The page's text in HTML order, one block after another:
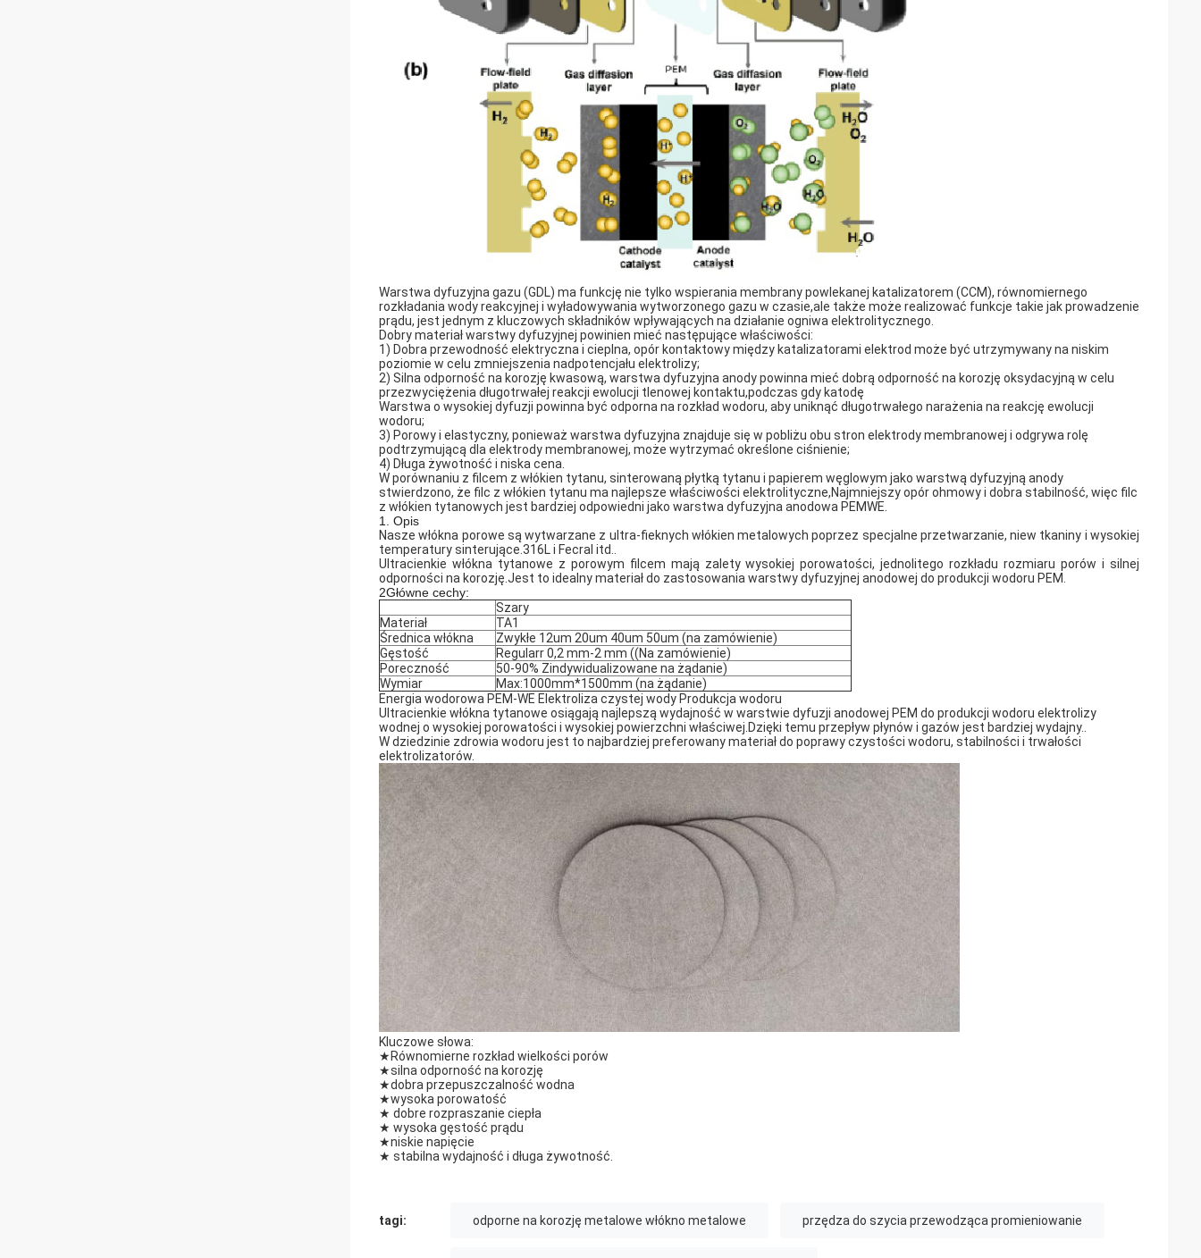
Warstwa dyfuzyjna gazu (GDL) ma funkcję nie tylko wspierania membrany powlekanej katalizatorem (CCM), równomiernego
rozkładania wody reakcyjnej i wyładowywania wytworzonego gazu w czasie,ale także może realizować funkcje takie jak prowadzenie
prądu, jest jednym z kluczowych składników wpływających na działanie ogniwa elektrolitycznego.
Dobry materiał warstwy dyfuzyjnej powinien mieć następujące właściwości:
1) Dobra przewodność elektryczna i cieplna, opór kontaktowy między katalizatorami elektrod może być utrzymywany na niskim
poziomie w celu zmniejszenia nadpotencjału elektrolizy;
2) Silna odporność na korozję kwasową, warstwa dyfuzyjna anody powinna mieć dobrą odporność na korozję oksydacyjną w celu
przezwyciężenia długotrwałej reakcji ewolucji tlenowej kontaktu,podczas gdy katodę
Warstwa o wysokiej dyfuzji powinna być odporna na rozkład wodoru, aby uniknąć długotrwałego narażenia na reakcję ewolucji
wodoru;
3) Porowy i elastyczny, ponieważ warstwa dyfuzyjna znajduje się w pobliżu obu stron elektrody membranowej i odgrywa rolę
podtrzymującą dla elektrody membranowej, może wytrzymać określone ciśnienie;
4) Długa żywotność i niska cena.
W porównaniu z filcem z włókien tytanu, sinterowaną płytką tytanu i papierem węglowym jako warstwą dyfuzyjną anody
stwierdzono, że filc z włókien tytanu ma najlepsze właściwości elektrolityczne,Najmniejszy opór ohmowy i dobra stabilność, więc filc
z włókien tytanowych jest bardziej odpowiedni jako warstwa dyfuzyjna anodowa PEMWE.
1. Opis
Nasze włókna porowe są wytwarzane z ultra-fieknych włókien metalowych poprzez specjalne przetwarzanie, niew tkaniny i wysokiej
temperatury sinterujące.316L i Fecral itd..
Ultracienkie włókna tytanowe z porowym filcem mają zalety wysokiej porowatości, jednolitego rozkładu rozmiaru porów i silnej
odporności na korozję.Jest to idealny materiał do zastosowania warstwy dyfuzyjnej anodowej do produkcji wodoru PEM.
2Główne cechy:
Szary
Materiał
TA1
Średnica włókna
Zwykłe 12um 20um 40um 50um (na zamówienie)
Gęstość
Regularr 0,2 mm-2 mm ((Na zamówienie)
Poreczność
50-90% Zindywidualizowane na żądanie)
Wymiar
Max:1000mm*1500mm (na żądanie)
Energia wodorowa PEM-WE Elektroliza czystej wody Produkcja wodoru
Ultracienkie włókna tytanowe osiągają najlepszą wydajność w warstwie dyfuzji anodowej PEM do produkcji wodoru elektrolizy
wodnej o wysokiej porowatości i wysokiej powierzchni właściwej.Dzięki temu przepływ płynów i gazów jest bardziej wydajny..
W dziedzinie zdrowia wodoru jest to najbardziej preferowany materiał do poprawy czystości wodoru, stabilności i trwałości
elektrolizatorów.
Kluczowe słowa:
★Równomierne rozkład wielkości porów
★silna odporność na korozję
★dobra przepuszczalność wodna
★wysoka porowatość
★ dobre rozpraszanie ciepła
★ wysoka gęstość prądu
★niskie napięcie
★ stabilna wydajność i długa żywotność.
tagi: odporne na korozję metalowe włókno metalowe przędza do szycia przewodząca promieniowanie